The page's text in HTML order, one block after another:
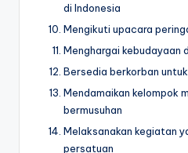
di Indonesia
Mengikuti upacara
Menghargai kebudayaan
Bersedia berkorban
Mendamaikan kelompok
bermusuhan
Melaksanakan kegiatan
persatuan